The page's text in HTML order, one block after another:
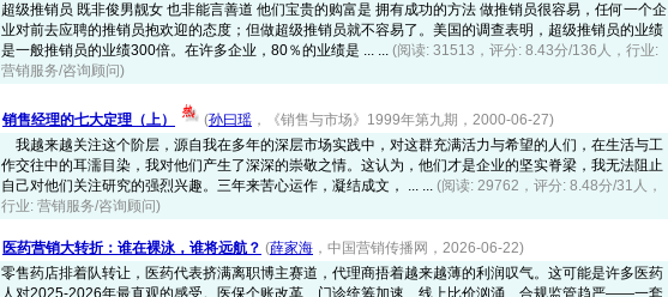
超级推销员 既非俊男靓女 也非能言善道 他们宝贵的购富是 拥有成功的方法 做推销员很容易，任何一个企
业对前去应聘的推销员抱欢迎的态度；但做超级推销员就不容易了。美国的调查表明，超级推销员的业绩
是一般推销员的业绩300倍。在许多企业，80％的业绩是 ... ... (阅读: 31513，评分: 8.43分/136人，行业:
营销服务/咨询顾问)
销售经理的七大定理（上） (孙曰瑶 ，《销售与市场》1999年第九期，2000-06-27)
我越来越关注这个阶层，源自我在多年的深层市场实践中，对这群充满活力与希望的人们，在生活与工
作交往中的耳濡目染，我对他们产生了深深的崇敬之情。这认为，他们才是企业的坚实脊梁，我无法阻止
自己对他们关注研究的强烈兴趣。三年来苦心运作，凝结成文， ... ... (阅读: 29762，评分: 8.48分/31人，
行业: 营销服务/咨询顾问)
医药营销大转折：谁在裸泳，谁将远航？ (薛家海 ，中国营销传播网，2026-06-22)
零售药店排着队转让，医药代表挤满离职博主赛道，代理商捂着越来越薄的利润叹气。这可能是许多医药
人对2025-2026年最直观的感受。医保个账改革、门诊统筹加速、线上比价汹涌、合规监管趋严——一套